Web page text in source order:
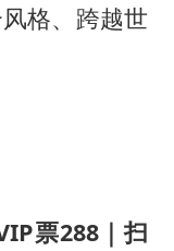
格、跨越世
票288｜扫